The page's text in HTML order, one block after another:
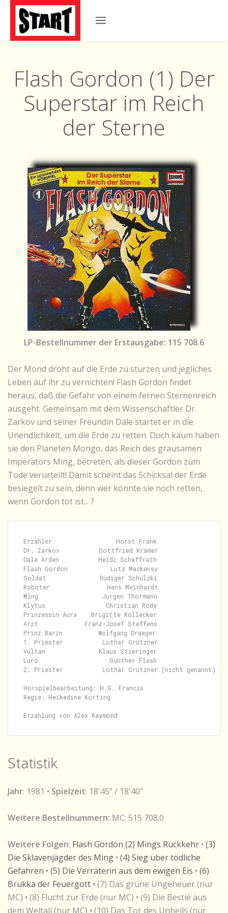
Flash Gordon (1) Der
Superstar im Reich
der Sterne
LP-Bestellnummer der Erstausgabe: 115 708.6
Der Mond droht auf die Erde zu stürzen und jegliches
Leben auf ihr zu vernichten! Flash Gordon findet
heraus, daß die Gefahr von einem fernen Sternenreich
ausgeht. Gemeinsam mit dem Wissenschaftler Dr.
Zarkov und seiner Freundin Dale startet er in die
Unendlichkeit, um die Erde zu retten. Doch kaum haben
sie den Planeten Mongo, das Reich des grausamen
Imperators Ming, betreten, als dieser Gordon zum
Tode verurteilt! Damit scheint das Schicksal der Erde
besiegelt zu sein, denn wer könnte sie noch retten,
wenn Gordon tot ist... ?
Erzähler                  Horst Frank
Dr. Zarkov           Gottfried Kramer
Dale Arden           Heidi Schaffrath
Flash Gordon            Lutz Mackensy
Soldat               Rüdiger Schulzki
Roboter                Hans Meinhardt
Ming                  Jürgen Thormann
Klytus                 Christian Rode
Prinzessin Aura    Brigitte Kollecker
Arzt             Franz-Josef Steffens
Prinz Barin          Wolfgang Draeger
1. Priester           Lothar Grützner
Vultan               Klaus Stieringer
Luro                    Günther Flesh
2. Priester           Lothar Grützner (nicht genannt)
Hörspielbearbeitung: H.G. Francis
Regie: Heikedine Körting
Statistik
Jahr: 1981 • Spielzeit: 18'45" / 18'40"
Weitere Bestellnummern: MC: 515 708.0
Weitere Folgen: Flash Gordon (2) Mings Rückkehr • (3)
Die Sklavenjägder des Ming • (4) Sieg über tödliche
Gefahren • (5) Die Verräterin aus dem ewigen Eis • (6)
Brukka der Feuergott • (7) Das grüne Ungeheuer (nur
MC) • (8) Flucht zur Erde (nur MC) • (9) Die Bestie aus
dem Weltall (nur MC) • (10) Das Tor des Unheils (nur